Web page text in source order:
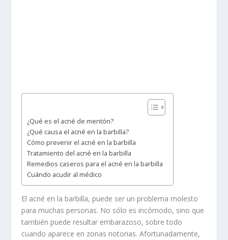
¿Qué es el acné de mentón?
¿Qué causa el acné en la barbilla?
Cómo prevenir el acné en la barbilla
Tratamiento del acné en la barbilla
Remedios caseros para el acné en la barbilla
Cuándo acudir al médico
El acné en la barbilla, puede ser un problema molesto
para muchas personas. No sólo es incómodo, sino que
también puede resultar embarazoso, sobre todo
cuando aparece en zonas notorias. Afortunadamente,